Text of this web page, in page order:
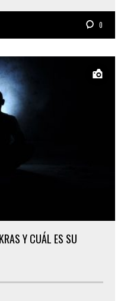
0
Y CUÁL ES SU